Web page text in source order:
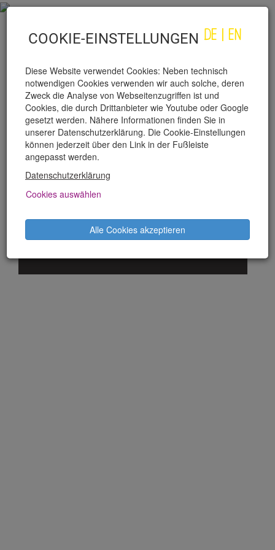
DE EN
TELMO BRANCO
PRODUKTIONEN
Città del Vaticano
COOKIE-EINSTELLUNGEN
Diese Website verwendet Cookies: Neben technisch
notwendigen Cookies verwenden wir auch solche, deren
Zweck die Analyse von Webseitenzugriffen ist und
Cookies, die durch Drittanbieter wie Youtube oder Google
gesetzt werden. Nähere Informationen finden Sie in
unserer Datenschutzerklärung. Die Cookie-Einstellungen
können jederzeit über den Link in der Fußleiste
angepasst werden.
Datenschutzerklärung
Cookies auswählen
Alle Cookies akzeptieren